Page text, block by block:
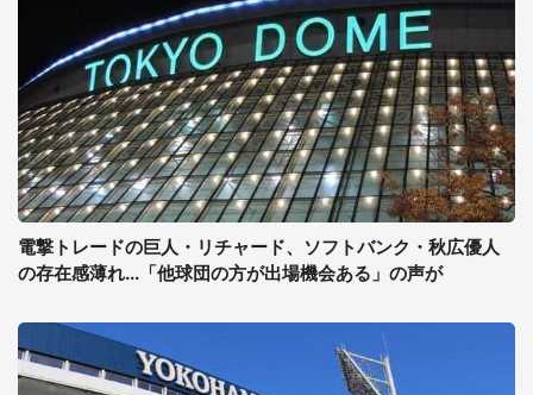
電撃トレードの巨人・リチャード、ソフトバンク・秋広優人
の存在感薄れ...「他球団の方が出場機会ある」の声が